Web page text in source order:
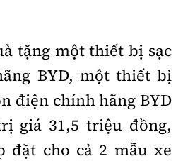
tặng một thiết bị sạc
BYD, một thiết bị
điện chính hãng BYD
giá 31,5 triệu đồng,
đặt cho cả 2 mẫu xe